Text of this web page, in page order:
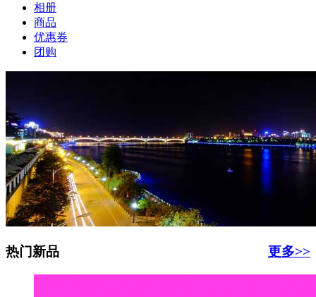
相册
商品
优惠券
团购
更多>>
热门新品